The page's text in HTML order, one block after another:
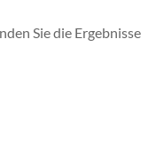
Sie die Ergebnisse